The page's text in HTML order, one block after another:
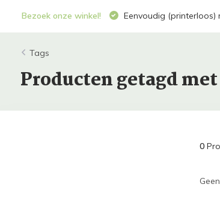
Bezoek onze winkel! Eenvoudig (printerloos)
Tags
Producten getagd met
0